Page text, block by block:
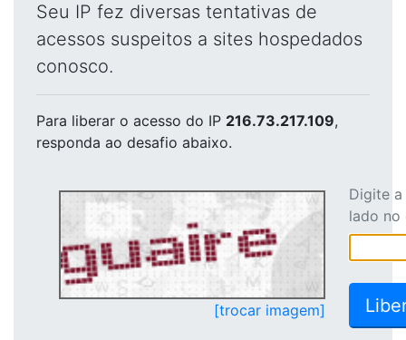
Seu IP fez diversas tentativas de
acessos suspeitos a sites hospedados
conosco.
Para liberar o acesso do IP 216.73.217.109,
responda ao desafio abaixo.
[trocar imagem]
Digite
lado no